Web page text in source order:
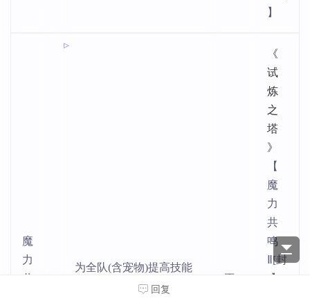
】
魔
力
共
为全队(含宠物)提高技能
持有者最大魔力值1.5%点
巫
《
试
炼
之
塔
》
【
魔
力
共
鸣
Ⅱ[封
]】+
回复